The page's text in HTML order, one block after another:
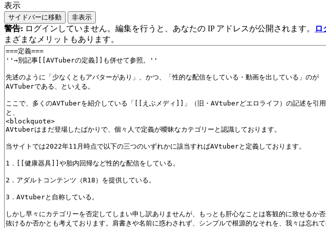
表示
サイドバーに移動 非表示
警告: ログインしていません。編集を行うと、あなたの IP アドレスが公開されます。 ロ
まざまなメリットもあります。